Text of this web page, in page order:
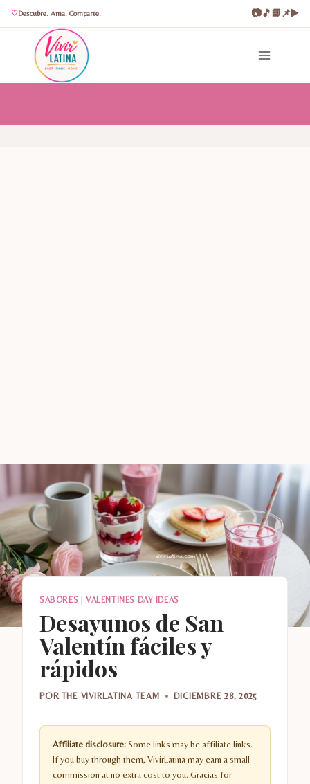
Descubre. Ama. Comparte. 📷🎵📘📌▶️
contenido
SABORES VALENTINES DAY IDEAS
Desayunos de San
Valentín fáciles y
rápidos
POR THE VIVIRLATINA TEAM DICIEMBRE 28, 2025
Affiliate disclosure: Some links may be affiliate links.
If you buy through them, VivirLatina may earn a small
commission at no extra cost to you. Gracias for